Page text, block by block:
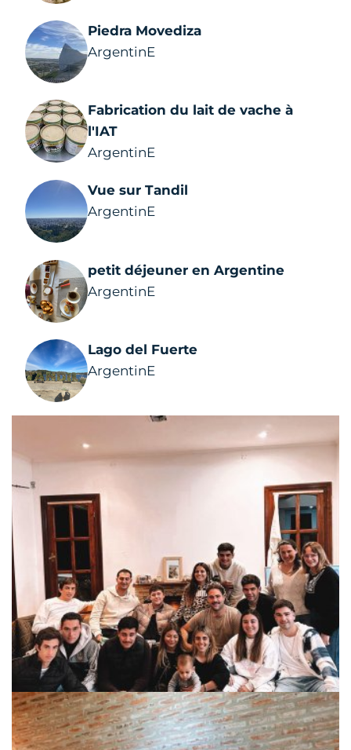
Piedra Movediza
ArgentinE
Fabrication du lait de vache à
l'IAT
ArgentinE
Vue sur Tandil
ArgentinE
petit déjeuner en Argentine
ArgentinE
Lago del Fuerte
ArgentinE